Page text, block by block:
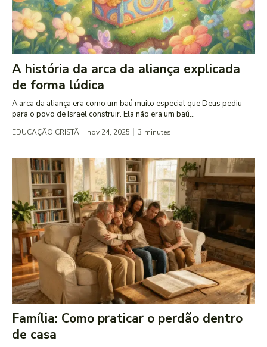
A história da arca da aliança explicada
de forma lúdica
A arca da aliança era como um baú muito especial que Deus pediu
para o povo de Israel construir. Ela não era um baú...
EDUCAÇÃO CRISTÃ nov 24, 2025 3 minutes
Família: Como praticar o perdão dentro
de casa